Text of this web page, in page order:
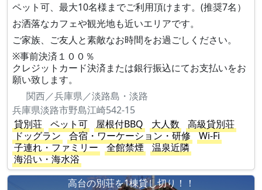
ペット可、最大10名様までご利用頂けます。(推奨7名）
お洒落なカフェや観光地も近いエリアです。
ご家族、ご友人と素敵なお時間をお過ごしください。
※事前決済１００％
クレジットカード決済または銀行振込にてお支払いをお
願い致します。
関西／兵庫県／淡路島・淡路
兵庫県淡路市野島江崎542-15
貸別荘
ペット可 屋根付BBQ 大人数
高級貸別荘
ドッグラン
合宿・ワーケーション・研修
Wi-Fi
子連れ・ファミリー
全館禁煙
温泉近隣
海沿い・海水浴
高台の別荘を1棟貸し切り！！